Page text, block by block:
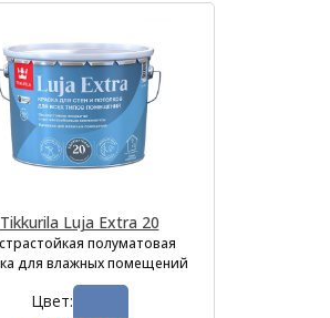
Tikkurila Luja Extra 20
полуматовая
для влажных помещений
Цвет: